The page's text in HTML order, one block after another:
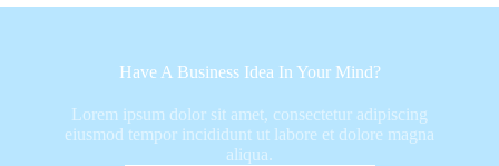
Have A Business Idea In Your Mind?
Lorem ipsum dolor sit amet, consectetur adipiscing
eiusmod tempor incididunt ut labore et dolore magna
aliqua.